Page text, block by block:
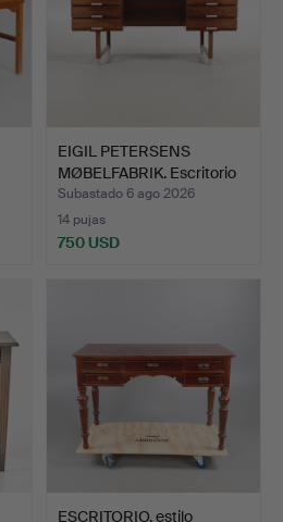
EIGIL PETERSENS
MØBELFABRIK. Escritorio
ex…
Subastado 6 ago 2026
14 pujas
750 USD
ESCRITORIO, estilo